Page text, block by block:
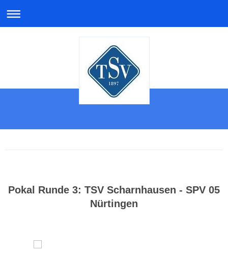
Pokal Runde 3: TSV Scharnhausen - SPV 05
Nürtingen